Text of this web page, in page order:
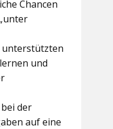
Chancen
unterstützten
und
der
auf eine